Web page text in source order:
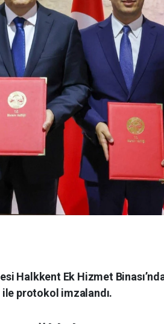
Halkkent Ek Hizmet
ile protokol imzalandı.